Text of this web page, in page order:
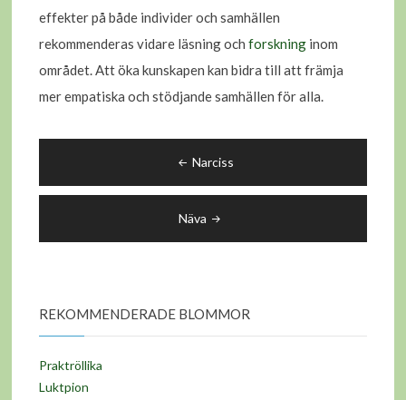
effekter på både individer och samhällen
rekommenderas vidare läsning ochforskning inom
området. Att öka kunskapen kan bidra till att främja
mer empatiska och stödjande samhällen för alla.
Narciss
Näva
REKOMMENDERADE BLOMMOR
Praktröllika
Luktpion